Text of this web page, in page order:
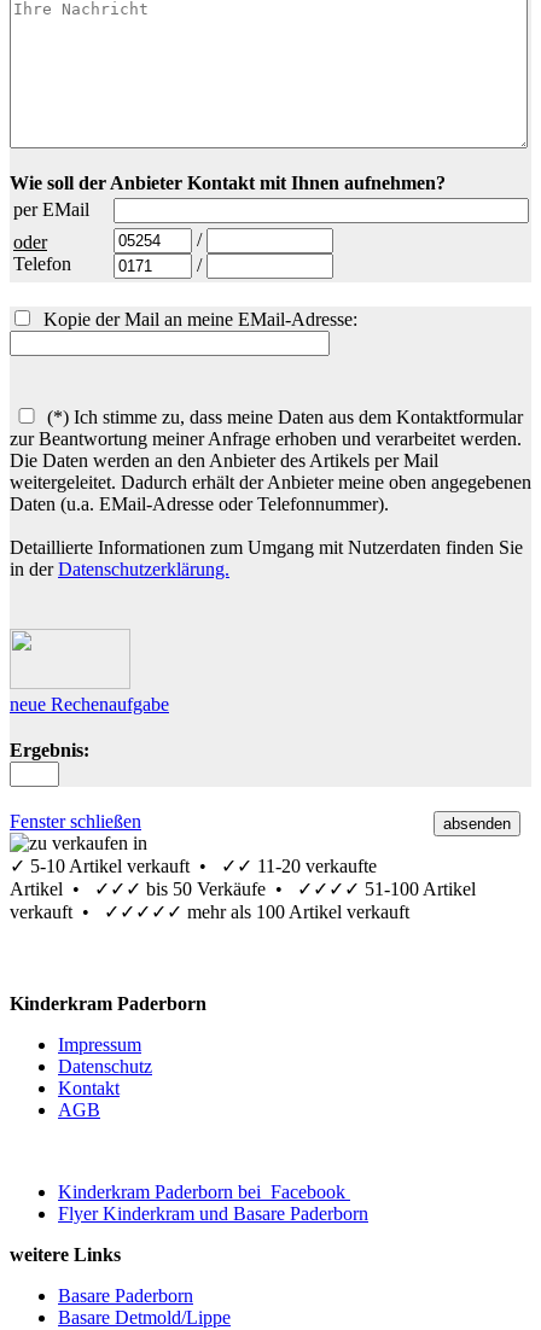
Wie soll der Anbieter Kontakt mit Ihnen aufnehmen?
per EMail
oder
Telefon
/
/
Kopie der Mail an meine EMail-Adresse:
(*) Ich stimme zu, dass meine Daten aus dem Kontaktformular
zur Beantwortung meiner Anfrage erhoben und verarbeitet werden.
Die Daten werden an den Anbieter des Artikels per Mail
weitergeleitet. Dadurch erhält der Anbieter meine oben angegebenen
Daten (u.a. EMail-Adresse oder Telefonnummer).
Detaillierte Informationen zum Umgang mit Nutzerdaten finden Sie
in derDatenschutzerklärung.
neue Rechenaufgabe
Ergebnis:
Fenster schließen
✓ 5-10 Artikel verkauft • ✓✓ 11-20 verkaufte
Artikel •
✓✓✓ bis 50 Verkäufe • ✓✓✓✓ 51-100 Artikel
verkauft •
✓✓✓✓✓ mehr als 100 Artikel verkauft
Kinderkram Paderborn
Impressum
Datenschutz
Kontakt
AGB
Kinderkram Paderborn bei Facebook
Flyer Kinderkram und Basare Paderborn
weitere Links
Basare Paderborn
Basare Detmold/Lippe